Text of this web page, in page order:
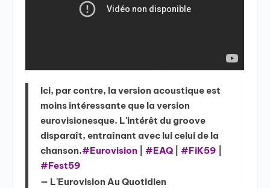
Ici, par contre, la version acoustique est
moins intéressante que la version
eurovisionesque. L'intérêt du groove
disparaît, entraînant avec lui celui de la
chanson.#Eurovision |#EAQ |#FiK59
#Fest59
— L'Eurovision Au Quotidien